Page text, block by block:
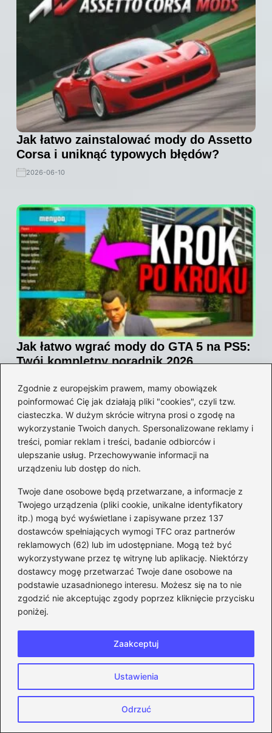
Zgodnie z europejskim prawem, mamy obowiązek
poinformować Cię jak działają pliki "cookies", czyli tzw.
ciasteczka. W dużym skrócie witryna prosi o zgodę na
wykorzystanie Twoich danych. Spersonalizowane reklamy i
treści, pomiar reklam i treści, badanie odbiorców i
ulepszanie usług. Przechowywanie informacji na
urządzeniu lub dostęp do nich.
Twoje dane osobowe będą przetwarzane, a informacje z
Twojego urządzenia (pliki cookie, unikalne identyfikatory
itp.) mogą być wyświetlane i zapisywane przez 137
dostawców spełniających wymogi TFC oraz partnerów
reklamowych (62) lub im udostępniane. Mogą też być
wykorzystywane przez tę witrynę lub aplikację. Niektórzy
dostawcy mogę przetwarzać Twoje dane osobowe na
podstawie uzasadnionego interesu. Możesz się na to nie
zgodzić nie akceptując zgody poprzez kliknięcie przycisku
poniżej.
Ustawienia
Odrzuć
Zaakceptuj
Jak łatwo zainstalować mody do Assetto
Corsa i uniknąć typowych błędów?
2026-06-10
Jak łatwo wgrać mody do GTA 5 na PS5:
Twój kompletny poradnik 2026
CS:GO
Wskazówki, jak skutecznie
użyć komendy na
pogrubiony celownik w AWP,
aby poprawić celność
Major CS:GO tabela – Odkryj
statystyki turniejów
Jak bezpiecznie odebrać
skina z Key Drop i uniknąć
problemów z wypłatą